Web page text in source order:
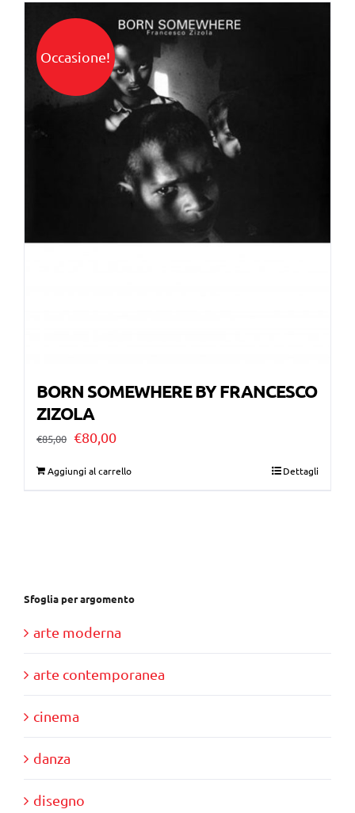
Occasione!
BORN SOMEWHERE BY FRANCESCO
ZIZOLA
€85,00 Il
€80,00Il
Aggiungi al carrello Dettagli
Sfoglia per argomento
arte moderna
arte contemporanea
cinema
danza
disegno